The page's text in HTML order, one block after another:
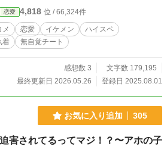
恋愛 4,818 位 / 66,324件
メ 恋愛 イケメン
ハイスペ
着 無自覚チート
感想数 3
文字数 179,195
最終更新日 2026.05.26
登録日 2025.08.01
お気に入り追加 305
害されてるってマジ！？〜アホの子